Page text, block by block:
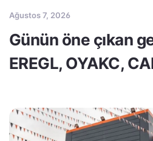
Ağustos 7, 2026
Günün öne çıkan
EREGL, OYAKC,